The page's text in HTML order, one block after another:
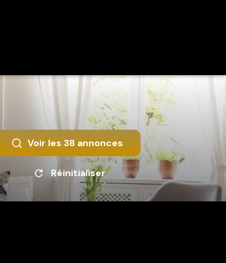
Voir les 38annonces
Réinitialiser